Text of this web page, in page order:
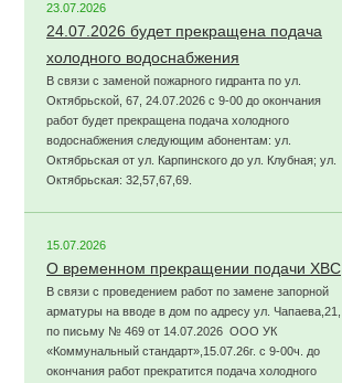
23.07.2026
24.07.2026 будет прекращена подача
холодного водоснабжения
В связи с заменой пожарного гидранта по ул.
Октябрьской, 67, 24.07.2026 с 9-00 до окончания
работ будет прекращена подача холодного
водоснабжения следующим абонентам: ул.
Октябрьская от ул. Карпинского до ул. Клубная; ул.
Октябрьская: 32,57,67,69.
15.07.2026
О временном прекращении подачи ХВС
В связи с проведением работ по замене запорной
арматуры на вводе в дом по адресу ул. Чапаева,21,
по письму № 469 от 14.07.2026 ООО УК
«Коммунальный стандарт»,15.07.26г. с 9-00ч. до
окончания работ прекратится подача холодного